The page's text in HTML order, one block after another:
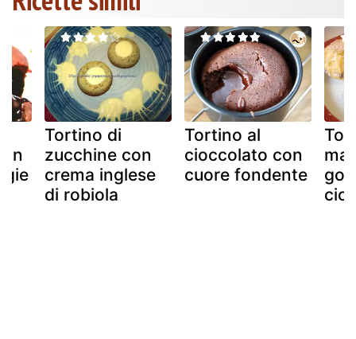
Tortino di
zucchine con
crema inglese
di robiola
Tortino al
cioccolato con
cuore fondente